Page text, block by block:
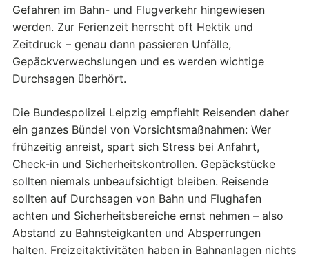
Gefahren im Bahn- und Flugverkehr hingewiesen
werden. Zur Ferienzeit herrscht oft Hektik und
Zeitdruck – genau dann passieren Unfälle,
Gepäckverwechslungen und es werden wichtige
Durchsagen überhört.
Die Bundespolizei Leipzig empfiehlt Reisenden daher
ein ganzes Bündel von Vorsichtsmaßnahmen: Wer
frühzeitig anreist, spart sich Stress bei Anfahrt,
Check-in und Sicherheitskontrollen. Gepäckstücke
sollten niemals unbeaufsichtigt bleiben. Reisende
sollten auf Durchsagen von Bahn und Flughafen
achten und Sicherheitsbereiche ernst nehmen – also
Abstand zu Bahnsteigkanten und Absperrungen
halten. Freizeitaktivitäten haben in Bahnanlagen nichts